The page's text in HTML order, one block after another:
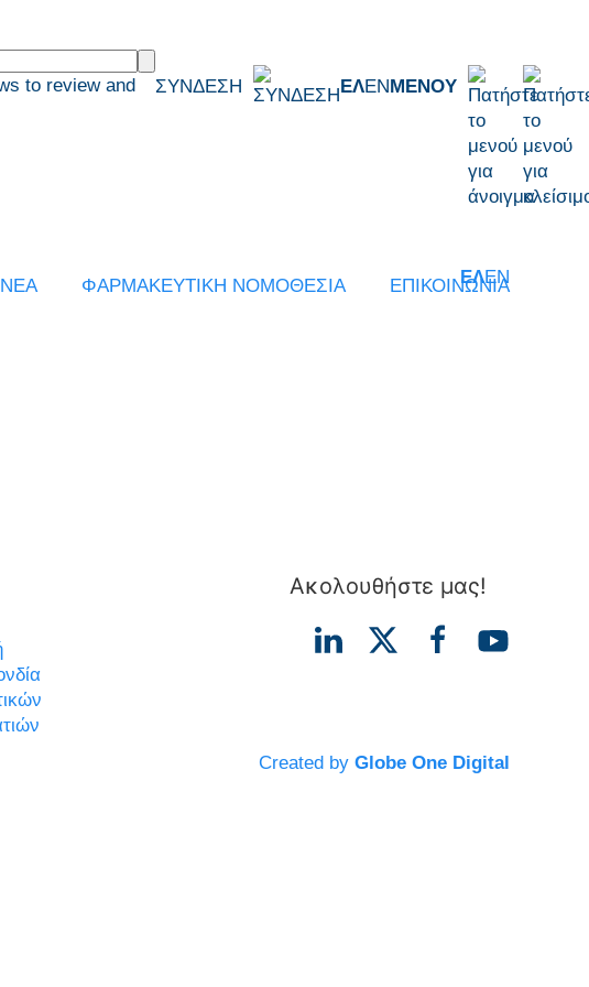
to review and
ΣΥΝΔΕΣΗ ΕΛEN ΜΕΝΟΥ
ΕΛEN
ΝΕΑ ΦΑΡΜΑΚΕΥΤΙΚΗ ΝΟΜΟΘΕΣΙΑ ΕΠΙΚΟΙΝΩΝΙΑ
Ακολουθήστε μας!
Created by Globe One Digital